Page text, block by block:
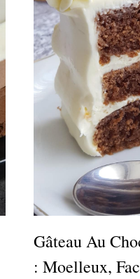
Gâteau Au
: Moelleux,